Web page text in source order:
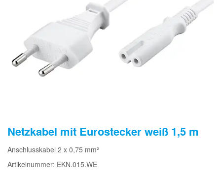
Netzkabel mit Eurostecker weiß 1,5 m
Anschlusskabel 2 x 0,75 mm²
Artikelnummer: EKN.015.WE